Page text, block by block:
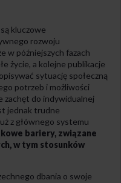
kluczowe
rozwoju
w późniejszych fazach
życie, a kolejne publikacje
sytuację społeczną
potrzeb i możliwości
zachęt do indywidualnej
jednak trudne
z głównego systemu
bariery, związane
w tym stosunków
dbania o swoje